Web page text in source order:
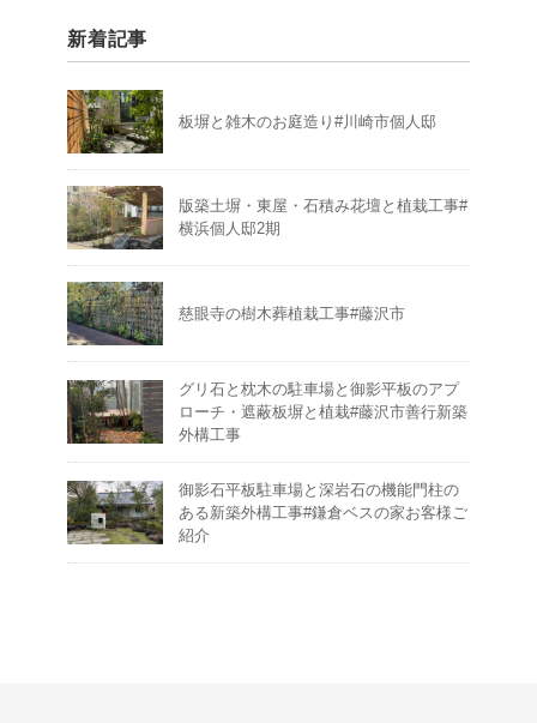
新着記事
板塀と雑木のお庭造り#川崎市個人邸
版築土塀・東屋・石積み花壇と植栽工事#
横浜個人邸2期
慈眼寺の樹木葬植栽工事#藤沢市
グリ石と枕木の駐車場と御影平板のアプ
ローチ・遮蔽板塀と植栽#藤沢市善行新築
外構工事
御影石平板駐車場と深岩石の機能門柱の
ある新築外構工事#鎌倉ベスの家お客様ご
紹介